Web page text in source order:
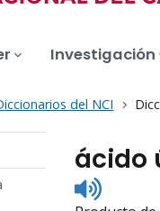
Investigación
del NCI
ácido
Listen
to